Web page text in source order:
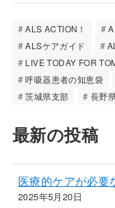
ALS ACTION！
ALSケアガイド
LIVE TODAY FOR
呼吸器患者の知恵袋
茨城県支部
長野
最新の投稿
医療的ケアが必要
2025年5月20日